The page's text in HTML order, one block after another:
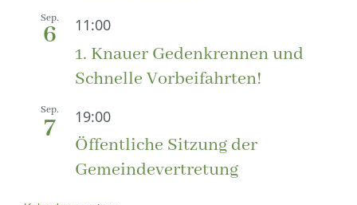
Sep.
6 11:00
1. Knauer Gedenkrennen und
Schnelle Vorbeifahrten!
Sep.
7 19:00
Öffentliche Sitzung der
Gemeindevertretung